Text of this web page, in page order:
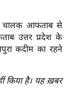
चालक आफताब से
उत्तर प्रदेश के
कदीम का रहने
किया है। यह ख़बर